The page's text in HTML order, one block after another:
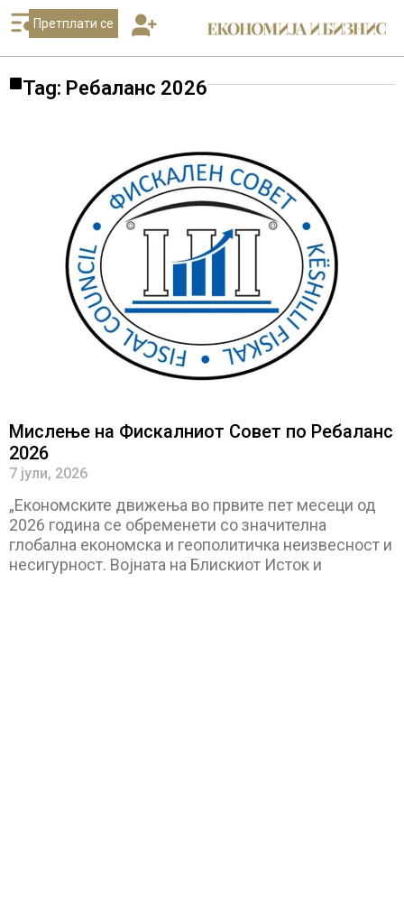
Претплати се
Tag: Ребаланс 2026
Мислење на Фискалниот Совет по Ребаланс
2026
7 јули, 2026
„Економските движења во првите пет месеци од
2026 година се обременети со значителна
глобална економска и геополитичка неизвесност и
несигурност. Војната на Блискиот Исток и